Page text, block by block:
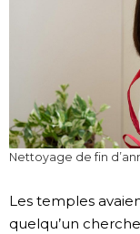
Nettoyage de fin
Les temples
quelqu’un